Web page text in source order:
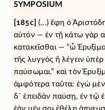
SYMPOSIUM
[185c] (...) ἔφη ὁ
αὐτόν — ἐν τῇ κάτω γὰρ
κατακεῖσθαι — “ὦ
τῆς λυγγὸς ἢ λέγειν
παύσωμαι.” καὶ τὸν
ἀμφότερα ταῦτα: ἐγὼ
δ᾽ ἐπειδὰν παύσῃ, ἐν τῷ